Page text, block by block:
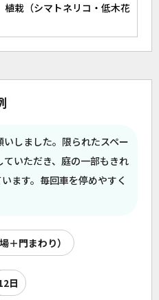
栽（シマトネリコ・低木花
しました。限られたスペー
いただき、庭の一部もきれ
ます。毎回車を停めやすく
＋門まわり）
日